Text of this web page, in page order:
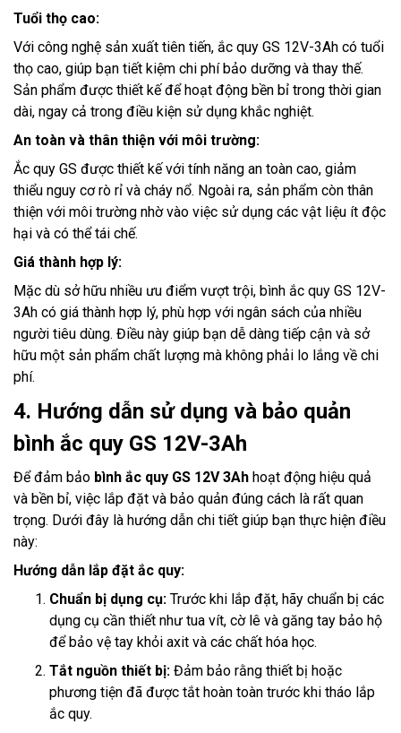
Tuổi thọ cao:
Với công nghệ sản xuất tiên tiến, ắc quy GS 12V-3Ah có tuổi
thọ cao, giúp bạn tiết kiệm chi phí bảo dưỡng và thay thế.
Sản phẩm được thiết kế để hoạt động bền bỉ trong thời gian
dài, ngay cả trong điều kiện sử dụng khắc nghiệt.
An toàn và thân thiện với môi trường:
Ắc quy GS được thiết kế với tính năng an toàn cao, giảm
thiểu nguy cơ rò rỉ và cháy nổ. Ngoài ra, sản phẩm còn thân
thiện với môi trường nhờ vào việc sử dụng các vật liệu ít độc
hại và có thể tái chế.
Giá thành hợp lý:
Mặc dù sở hữu nhiều ưu điểm vượt trội, bình ắc quy GS 12V-
3Ah có giá thành hợp lý, phù hợp với ngân sách của nhiều
người tiêu dùng. Điều này giúp bạn dễ dàng tiếp cận và sở
hữu một sản phẩm chất lượng mà không phải lo lắng về chi
phí.
4. Hướng dẫn sử dụng và bảo quản
bình ắc quy GS 12V-3Ah
Để đảm bảo bình ắc quy GS 12V 3Ah hoạt động hiệu quả
và bền bỉ, việc lắp đặt và bảo quản đúng cách là rất quan
trọng. Dưới đây là hướng dẫn chi tiết giúp bạn thực hiện điều
này:
Hướng dẫn lắp đặt ắc quy:
Chuẩn bị dụng cụ: Trước khi lắp đặt, hãy chuẩn bị các
dụng cụ cần thiết như tua vít, cờ lê và găng tay bảo hộ
để bảo vệ tay khỏi axit và các chất hóa học.
Tắt nguồn thiết bị: Đảm bảo rằng thiết bị hoặc
phương tiện đã được tắt hoàn toàn trước khi tháo lắp
ắc quy.